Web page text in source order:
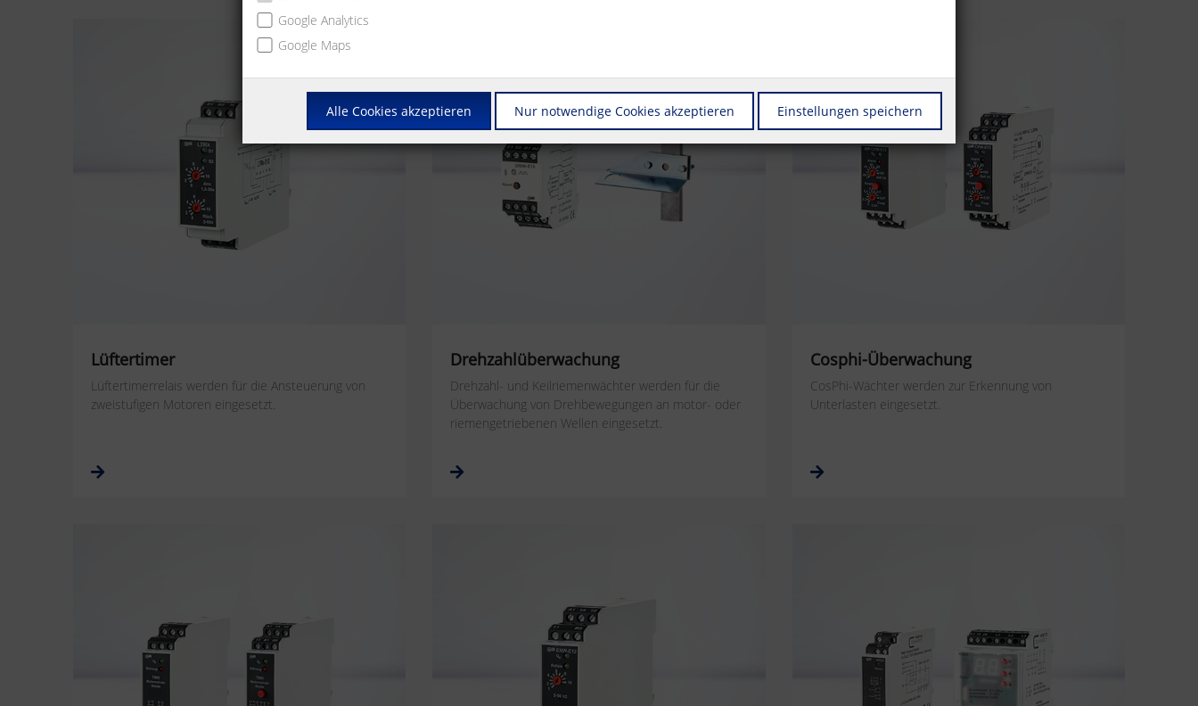
Lüftertimer
Lüftertimerrelais werden für die Ansteuerung von
zweistufigen Motoren eingesetzt.
Drehzahlüberwachung
Drehzahl- und Keilriemenwächter werden für die
Überwachung von Drehbewegungen an motor- oder
riemengetriebenen Wellen eingesetzt.
Cosphi-Überwachung
CosPhi-Wächter werden zur Erkennung von
Unterlasten eingesetzt.
Google Analytics
Google Maps
Alle Cookies akzeptieren Nur notwendige Cookies akzeptieren Einstellungen speichern